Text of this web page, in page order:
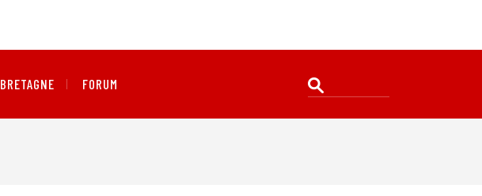
BRETAGNE FORUM